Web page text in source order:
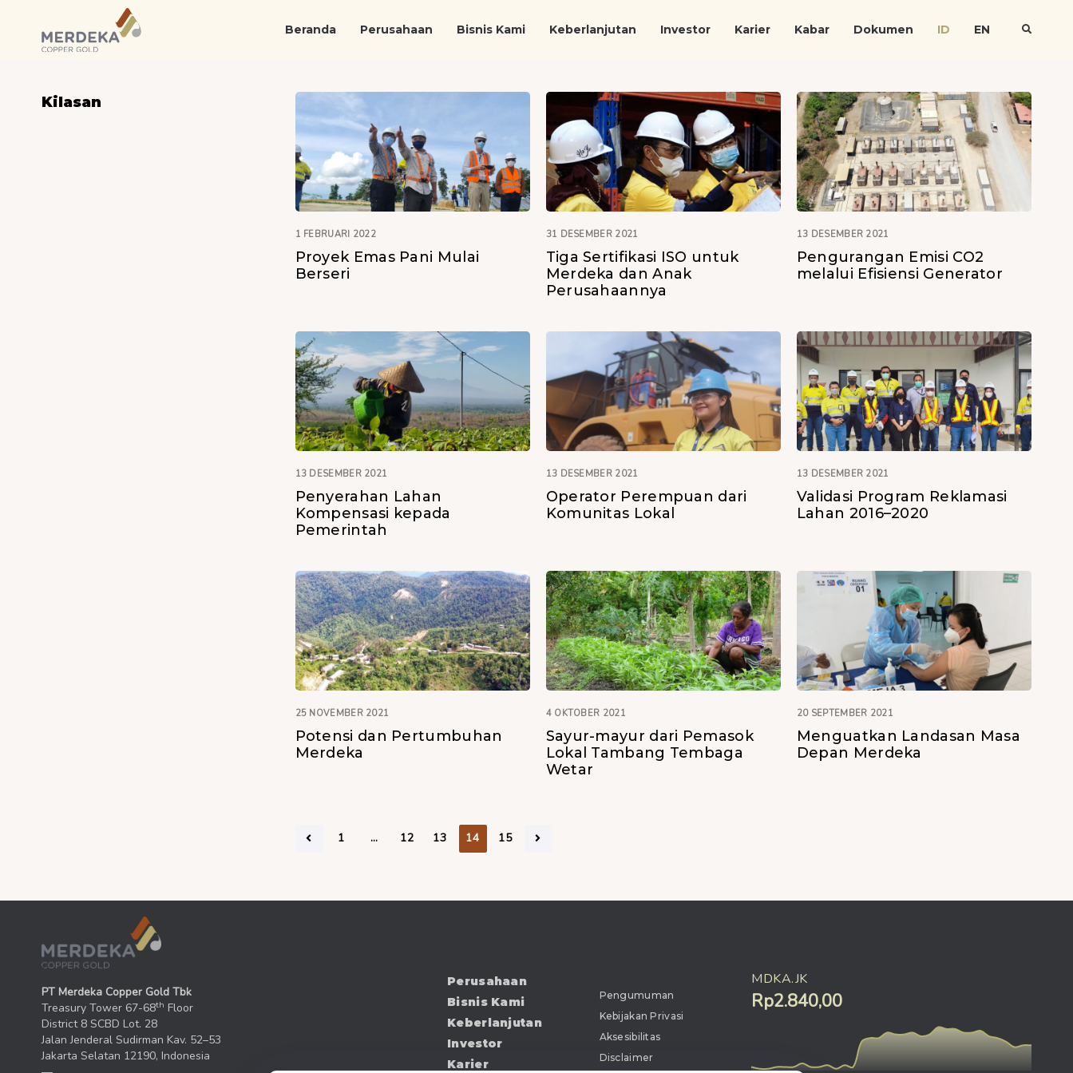
primary
Beranda Perusahaan Bisnis Kami Keberlanjutan Investor Karier Kabar Dokumen ID EN
Kilasan
1 FEBRUARI 2022
Proyek Emas Pani Mulai
Berseri
31 DESEMBER 2021
Tiga Sertifikasi ISO untuk
Merdeka dan Anak
Perusahaannya
13 DESEMBER 2021
Pengurangan Emisi CO2
melalui Efisiensi Generator
13 DESEMBER 2021
Penyerahan Lahan
Kompensasi kepada
Pemerintah
13 DESEMBER 2021
Operator Perempuan dari
Komunitas Lokal
13 DESEMBER 2021
Validasi Program Reklamasi
Lahan 2016–2020
25 NOVEMBER 2021
Potensi dan Pertumbuhan
Merdeka
4 OKTOBER 2021
Sayur-mayur dari Pemasok
Lokal Tambang Tembaga
Wetar
20 SEPTEMBER 2021
Menguatkan Landasan Masa
Depan Merdeka
1 … 12 13 14 15
PT Merdeka Copper Gold Tbk
Treasury Tower 67-68th Floor
District 8 SCBD Lot. 28
Jalan Jenderal Sudirman Kav. 52–53
Jakarta Selatan 12190, Indonesia
Perusahaan
Bisnis Kami
Keberlanjutan
Investor
Karier
Pengumuman
Kebijakan Privasi
Aksesibilitas
Disclaimer
MDKA.JK
Rp2.840,00